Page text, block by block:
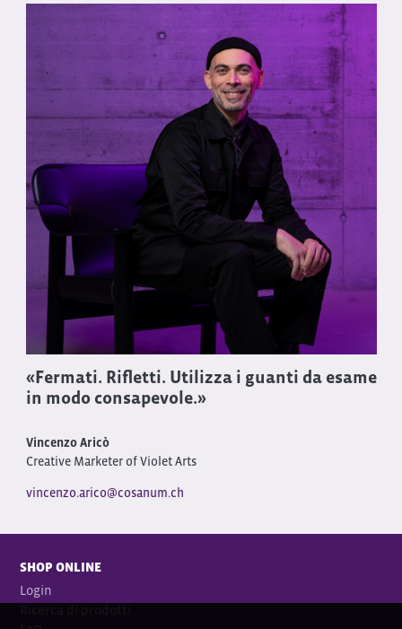
«Fermati. Rifletti. Utilizza i guanti da esame
in modo consapevole.»
Vincenzo Aricò
Creative Marketer of Violet Arts
vincenzo.arico@cosanum.ch
SHOP ONLINE
Login